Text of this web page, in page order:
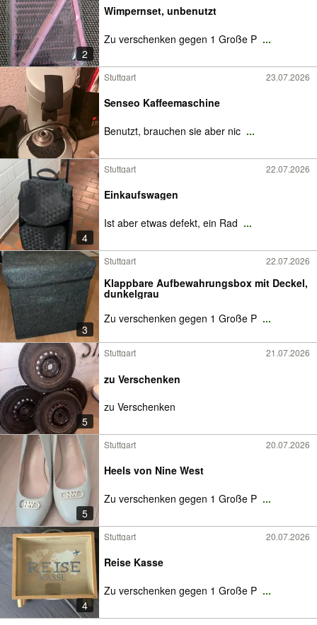
2
Wimpernset, unbenutzt
Zu verschenken gegen 1 Große P ...
Stuttgart 23.07.2026
Senseo Kaffeemaschine
Benutzt, brauchen sie aber nic ...
4
Stuttgart 22.07.2026
Einkaufswagen
Ist aber etwas defekt, ein Rad ...
3
Stuttgart 22.07.2026
Klappbare Aufbewahrungsbox mit Deckel,
dunkelgrau
Zu verschenken gegen 1 Große P ...
5
Stuttgart 21.07.2026
zu Verschenken
zu Verschenken
5
Stuttgart 20.07.2026
Heels von Nine West
Zu verschenken gegen 1 Große P ...
4
Stuttgart 20.07.2026
Reise Kasse
Zu verschenken gegen 1 Große P ...